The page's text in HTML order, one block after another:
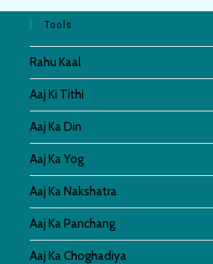
Tools
Rahu Kaal
Aaj Ki Tithi
Aaj Ka Din
Aaj Ka Yog
Aaj Ka Nakshatra
Aaj Ka Panchang
Aaj Ka Choghadiya